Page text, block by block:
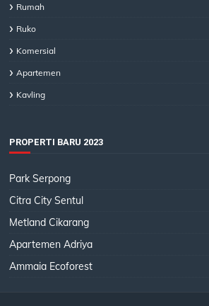
Rumah
Ruko
Komersial
Apartemen
Kavling
PROPERTI BARU 2023
Park Serpong
Citra City Sentul
Metland Cikarang
Apartemen Adriya
Ammaia Ecoforest